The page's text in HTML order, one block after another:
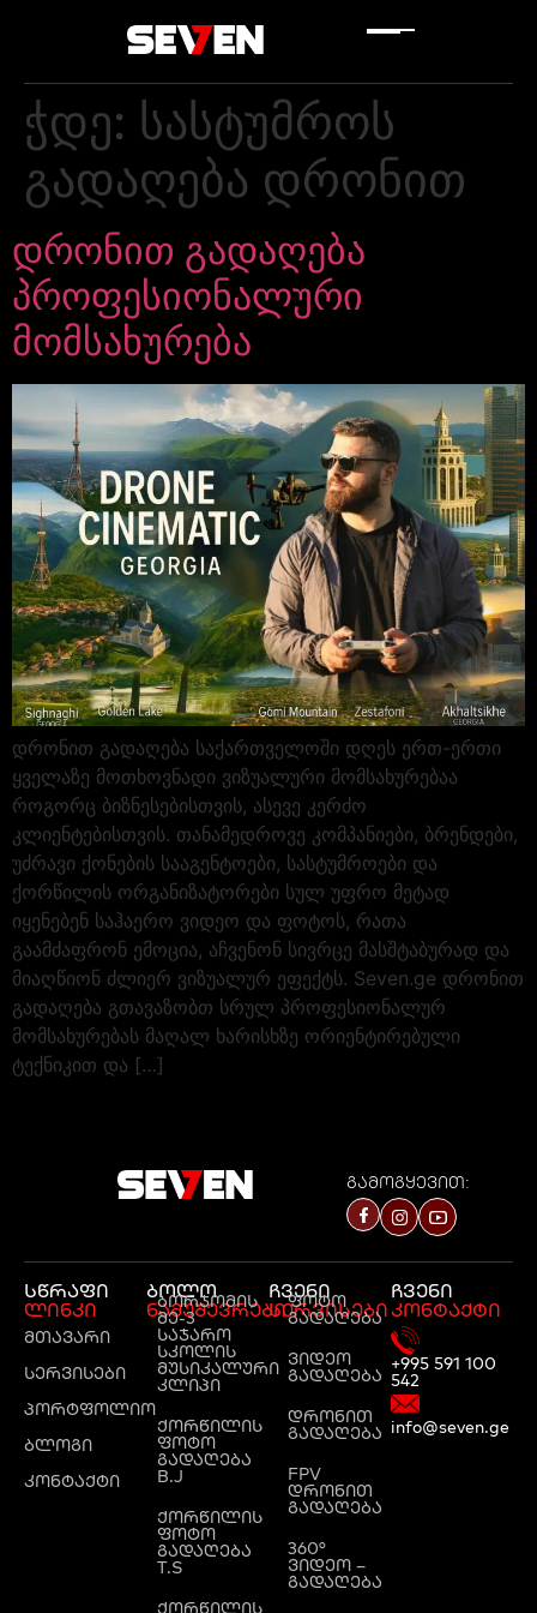
ჭდე: სასტუმროს
გადაღება დრონით
დრონით გადაღება
პროფესიონალური
მომსახურება
დრონით გადაღება საქართველოში დღეს ერთ-ერთი
ყველაზე მოთხოვნადი ვიზუალური მომსახურებაა
როგორც ბიზნესებისთვის, ასევე კერძო
კლიენტებისთვის. თანამედროვე კომპანიები, ბრენდები,
უძრავი ქონების სააგენტოები, სასტუმროები და
ქორწილის ორგანიზატორები სულ უფრო მეტად
იყენებენ საჰაერო ვიდეო და ფოტოს, რათა
გაამძაფრონ ემოცია, აჩვენონ სივრცე მასშტაბურად და
მიაღწიონ ძლიერ ვიზუალურ ეფექტს. Seven.ge დრონით
გადაღება გთავაზობთ სრულ პროფესიონალურ
მომსახურებას მაღალ ხარისხზე ორიენტირებული
ტექნიკით და […]
გამოგყევით:
სწრაფი
ლინკი
მთავარი
სერვისები
პორტფოლიო
ბლოგი
კონტაქტი
ბოლო
ნამუშევრები
ბორჯომის
მე-3
საჯარო
სკოლის
მუსიკალური
კლიპი
ქორწილის
ფოტო
გადაღება
B.J
ქორწილის
ფოტო
გადაღება
T.S
ქორწილის
ჩვენი
სერვისები
ფოტო
გადაღება
ვიდეო
გადაღება
დრონით
გადაღება
FPV
დრონით
გადაღება
360°
ვიდეო –
გადაღება
ჩვენი
კონტაქტი
+995 591 100
542
info@seven.ge